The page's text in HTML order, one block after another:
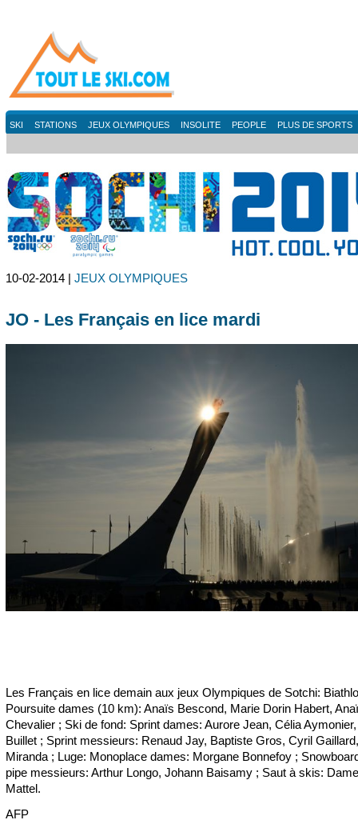
SKI STATIONS JEUX OLYMPIQUES INSOLITE PEOPLE PLUS DE SPORTS
10-02-2014 | JEUX OLYMPIQUES
JO - Les Français en lice mardi
Les Français en lice demain aux jeux Olympiques de Sotchi:
Poursuite dames (10 km): Anaïs Bescond, Marie Dorin Habert,
Chevalier ; Ski de fond: Sprint dames: Aurore Jean, Célia
Buillet ; Sprint messieurs: Renaud Jay, Baptiste Gros, Cyril
Miranda ; Luge: Monoplace dames: Morgane Bonnefoy ;
pipe messieurs: Arthur Longo, Johann Baisamy ; Saut à skis:
Mattel.
AFP